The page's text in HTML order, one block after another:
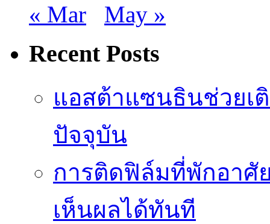
« Mar May »
Recent Posts
แอสต้าแซนธินช่วยเ
ปัจจุบัน
การติดฟิล์มที่พักอาศั
เห็นผลได้ทันที